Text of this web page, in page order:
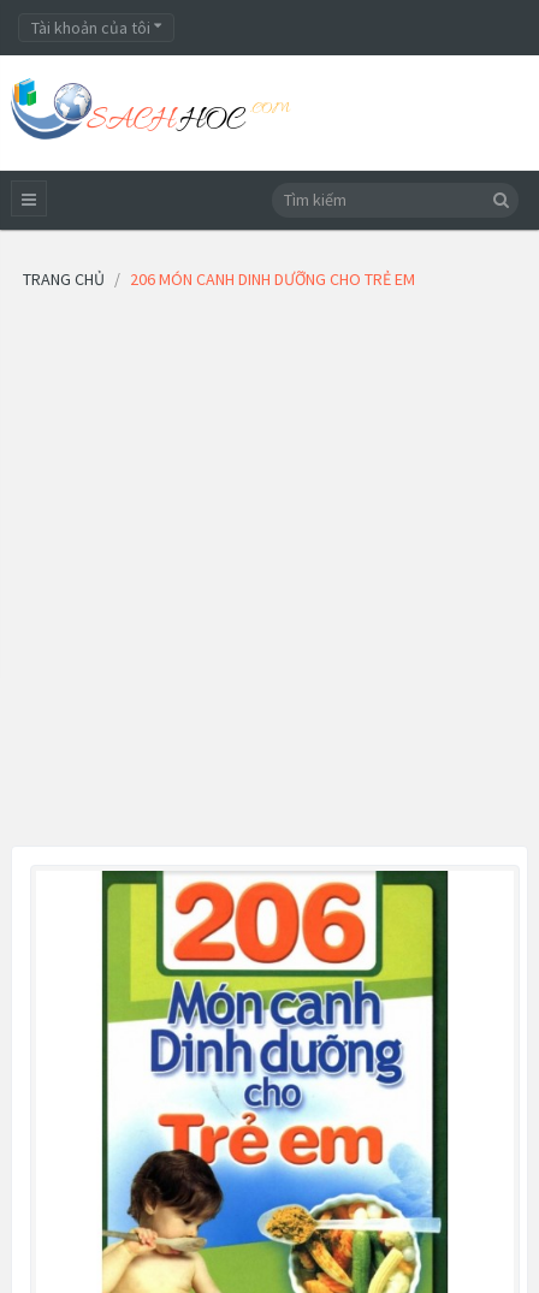
Tài khoản của tôi
TRANG CHỦ 206 MÓN CANH DINH DƯỠNG CHO TRẺ EM